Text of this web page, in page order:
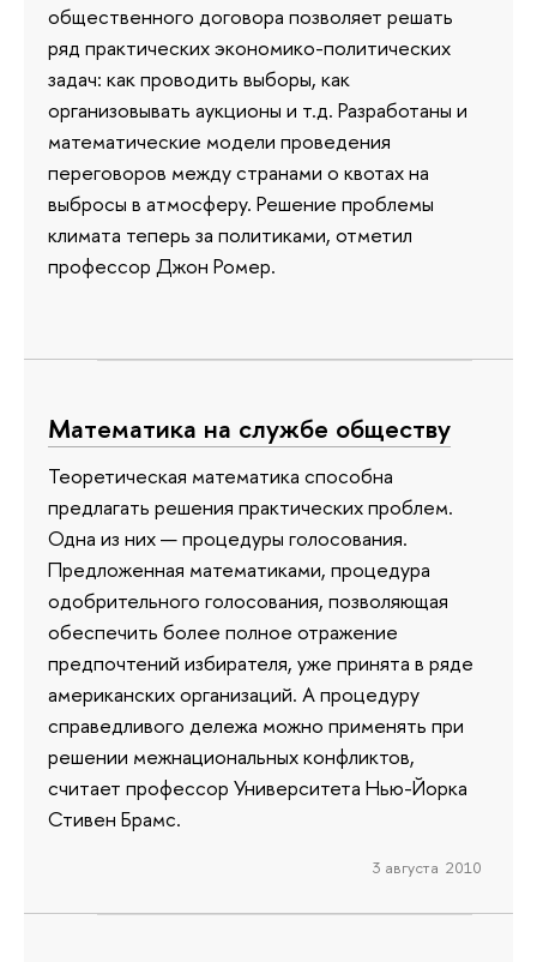
общественного договора позволяет решать
ряд практических экономико-политических
задач: как проводить выборы, как
организовывать аукционы и т.д. Разработаны и
математические модели проведения
переговоров между странами о квотах на
выбросы в атмосферу. Решение проблемы
климата теперь за политиками, отметил
профессор Джон Ромер.
Математика на службе обществу
Теоретическая математика способна
предлагать решения практических проблем.
Одна из них — процедуры голосования.
Предложенная математиками, процедура
одобрительного голосования, позволяющая
обеспечить более полное отражение
предпочтений избирателя, уже принята в ряде
американских организаций. А процедуру
справедливого дележа можно применять при
решении межнациональных конфликтов,
считает профессор Университета Нью-Йорка
Стивен Брамс.
3 августа 2010